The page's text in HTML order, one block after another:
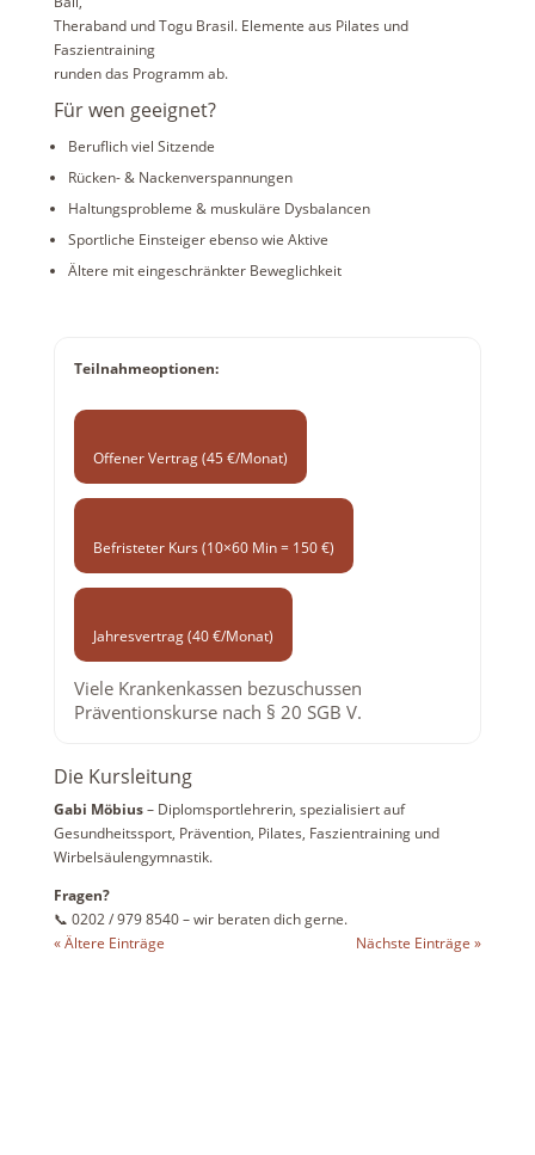
Theraband und Togu Brasil. Elemente aus Pilates und
Faszientraining
runden das Programm ab.
Für wen geeignet?
Beruflich viel Sitzende
Rücken- & Nackenverspannungen
Haltungsprobleme & muskuläre Dysbalancen
Sportliche Einsteiger ebenso wie Aktive
Ältere mit eingeschränkter Beweglichkeit
Teilnahmeoptionen:
Offener Vertrag (45 €/Monat)
Befristeter Kurs (10×60 Min = 150 €)
Jahresvertrag (40 €/Monat)
Viele Krankenkassen bezuschussen
Präventionskurse nach § 20 SGB V.
Die Kursleitung
Gabi Möbius– Diplomsportlehrerin, spezialisiert auf
Gesundheitssport, Prävention, Pilates, Faszientraining und
Wirbelsäulengymnastik.
Fragen?
📞 0202 / 979 8540 – wir beraten dich gerne.
« Ältere Einträge
Nächste Einträge »